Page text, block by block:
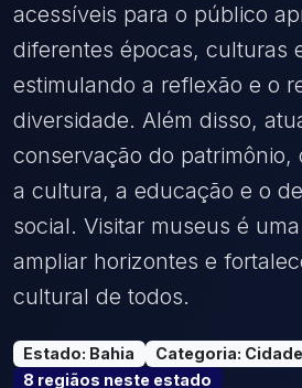
acessíveis para o público
diferentes épocas, culturas
estimulando a reflexão e o
diversidade. Além disso,
conservação do patrimônio,
a cultura, a educação e o
social. Visitar museus é
ampliar horizontes e
cultural de todos.
Estado: Bahia Categoria: Cidade
8 regiãos neste estado